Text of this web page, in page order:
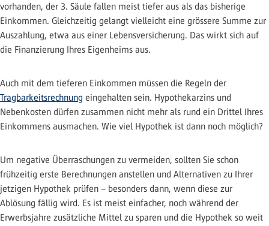
vorhanden, der 3. Säule fallen meist tiefer aus als das bisherige
Einkommen. Gleichzeitig gelangt vielleicht eine grössere Summe zur
Auszahlung, etwa aus einer Lebensversicherung. Das wirkt sich auf
die Finanzierung Ihres Eigenheims aus.
Auch mit dem tieferen Einkommen müssen die Regeln der
Tragbarkeitsrechnung eingehalten sein. Hypothekarzins und
Nebenkosten dürfen zusammen nicht mehr als rund ein Drittel Ihres
Einkommens ausmachen. Wie viel Hypothek ist dann noch möglich?
​​​​​​Um negative Überraschungen zu vermeiden, sollten Sie schon
frühzeitig erste Berechnungen anstellen und Alternativen zu Ihrer
jetzigen Hypothek prüfen – besonders dann, wenn diese zur
Ablösung fällig wird. Es ist meist einfacher, noch während der
Erwerbsjahre zusätzliche Mittel zu sparen und die Hypothek so weit